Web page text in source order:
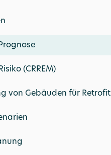
(CRREM)
von Gebäuden für Retrofit